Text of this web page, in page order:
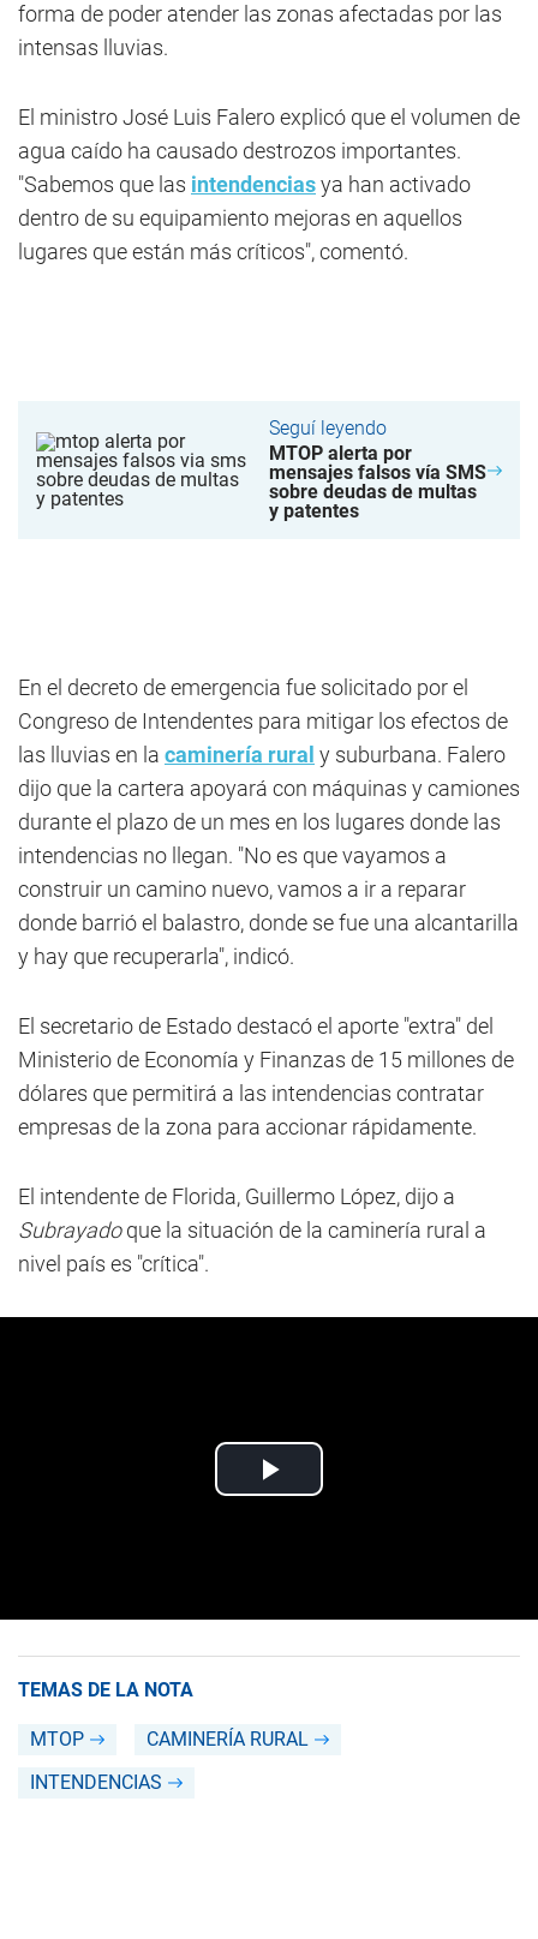
forma de poder atender las zonas afectadas por las
intensas lluvias.
El ministro José Luis Falero explicó que el volumen de
agua caído ha causado destrozos importantes.
"Sabemos que las intendenciasya han activado
dentro de su equipamiento mejoras en aquellos
lugares que están más críticos", comentó.
Seguí leyendo
MTOP alerta por
mensajes falsos vía SMS
sobre deudas de multas
y patentes
En el decreto de emergencia fue solicitado por el
Congreso de Intendentes para mitigar los efectos de
las lluvias en la caminería rural y suburbana. Falero
dijo que la cartera apoyará con máquinas y camiones
durante el plazo de un mes en los lugares donde las
intendencias no llegan. "No es que vayamos a
construir un camino nuevo, vamos a ir a reparar
donde barrió el balastro, donde se fue una alcantarilla
y hay que recuperarla", indicó.
El secretario de Estado destacó el aporte "extra" del
Ministerio de Economía y Finanzas de 15 millones de
dólares que permitirá a las intendencias contratar
empresas de la zona para accionar rápidamente.
El intendente de Florida, Guillermo López, dijo a
Subrayadoque la situación de la caminería rural a
nivel país es "crítica".
TEMAS DE LA NOTA
MTOP
CAMINERÍA RURAL
INTENDENCIAS